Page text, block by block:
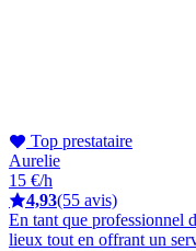
Top prestataire
Aurelie
15 €/h
4,93(55 avis)
En tant que professionnel
lieux tout en offrant un